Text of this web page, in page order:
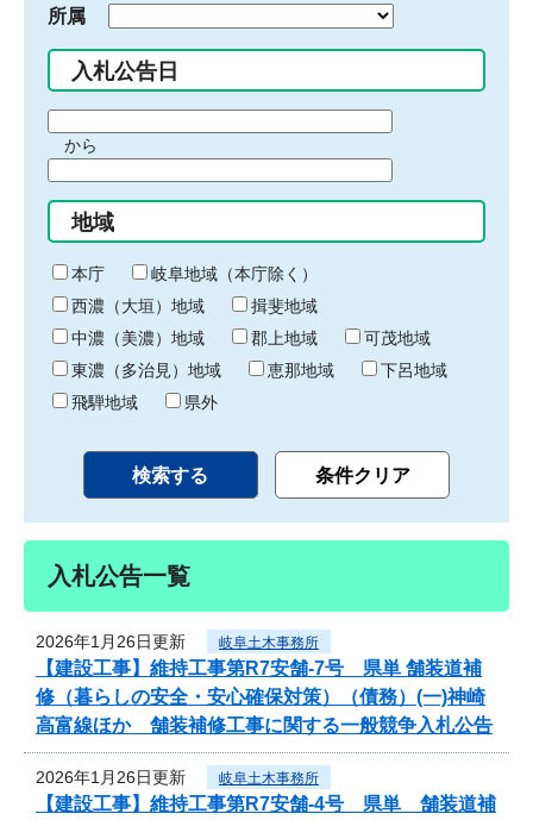
所属
入札公告日
間
始
り
から
間
終
わ
り
地域
本庁
岐阜地域（本庁除く）
西濃（大垣）地域
揖斐地域
中濃（美濃）地域
郡上地域
可茂地域
東濃（多治見）地域
恵那地域
下呂地域
飛騨地域
県外
入札公告一覧
2026年1月26日更新 岐阜土木事務所
【建設工事】維持工事第R7安舗-7号 県単 舗装道補
修（暮らしの安全・安心確保対策）（債務）(一)神崎
高富線ほか 舗装補修工事に関する一般競争入札公告
2026年1月26日更新 岐阜土木事務所
【建設工事】維持工事第R7安舗-4号 県単 舗装道補